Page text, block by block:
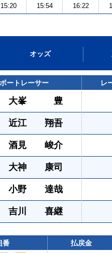
15:20 15:54 16:22
オッズ
ボートレーサー レ
大峯 豊
近江 翔吾
酒見 峻介
大神 康司
小野 達哉
吉川 喜継
番 払戻金